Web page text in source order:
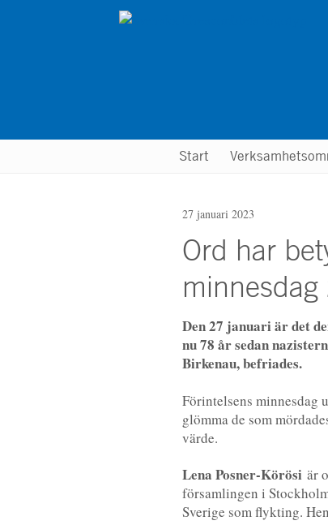
Start
27 januari 2023
Ord har
minnesdag
Den 27 januari är det
nu 78 år sedan
Birkenau, befriades.
Förintelsens minnesdag
glömma de som
värde.
Lena Posner-Körösi är
församlingen i
Sverige som flykting.